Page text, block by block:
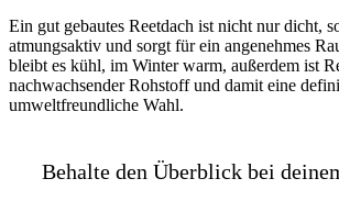
Ein gut gebautes Reetdach ist nicht nur dicht,
atmungsaktiv und sorgt für ein angenehmes
bleibt es kühl, im Winter warm, außerdem ist
nachwachsender Rohstoff und damit eine
umweltfreundliche Wahl.
Behalte den Überblick bei